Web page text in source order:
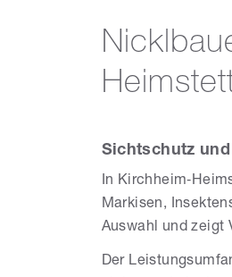
Sichtschutz
In
Markisen,
Auswahl und zeigt
Der